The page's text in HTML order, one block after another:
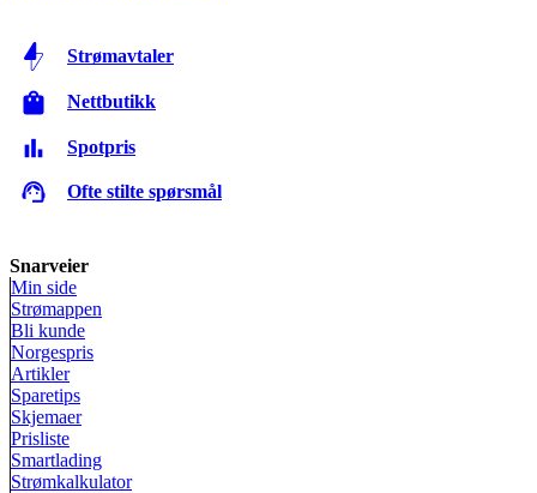
Strømavtaler
Nettbutikk
Spotpris
Ofte stilte spørsmål
Snarveier
Min side
Strømappen
Bli kunde
Norgespris
Artikler
Sparetips
Skjemaer
Prisliste
Smartlading
Strømkalkulator